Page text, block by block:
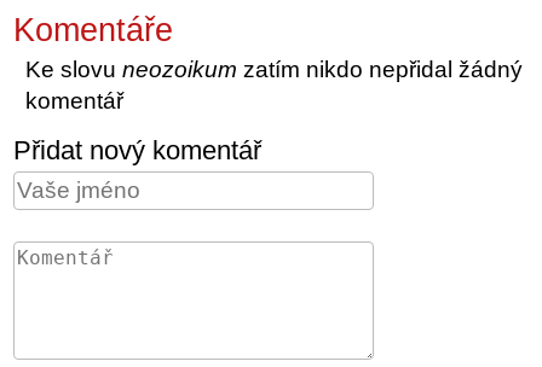
Komentáře
Ke slovuneozoikum zatím nikdo nepřidal žádný
komentář
Přidat nový komentář